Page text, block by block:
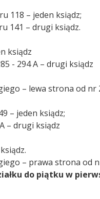
118 – jeden ksiądz;
141 – drugi ksiądz.
ksiądz
- 294 A – drugi ksiądz
– lewa strona od nr
– jeden ksiądz;
– drugi ksiądz
– prawa strona od
do piątku w